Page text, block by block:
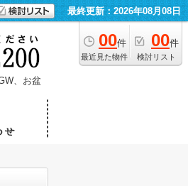
最終更新：2026年08月08日
00件
最近見た物件
00件
検討リスト
、お盆